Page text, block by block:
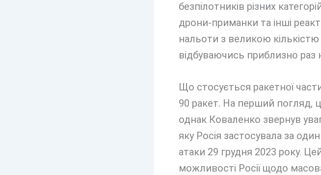
безпілотників різних
дрони-приманки та інші
нальоти з великою
відбуваючись приблизно раз
Що стосується ракетної
90 ракет. На перший погляд,
однак Коваленко звернув
яку Росія застосувала за
атаки 29 грудня 2023 року.
можливості Росії щодо